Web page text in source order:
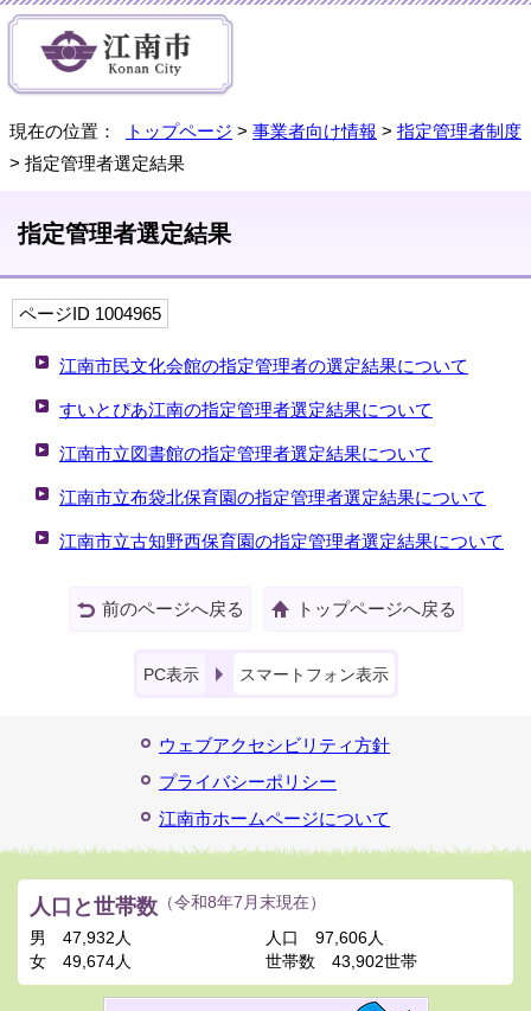
現在の位置： トップページ > 事業者向け情報 > 指定管理者制度
> 指定管理者選定結果
指定管理者選定結果
ページID 1004965
江南市民文化会館の指定管理者の選定結果について
すいとぴあ江南の指定管理者選定結果について
江南市立図書館の指定管理者選定結果について
江南市立布袋北保育園の指定管理者選定結果について
江南市立古知野西保育園の指定管理者選定結果について
前のページへ戻る トップページへ戻る
PC表示 スマートフォン表示
ウェブアクセシビリティ方針
プライバシーポリシー
江南市ホームページについて
人口と世帯数 （令和8年7月末現在）
男
47,932人
女
49,674人
人口
97,606人
世帯数
43,902世帯